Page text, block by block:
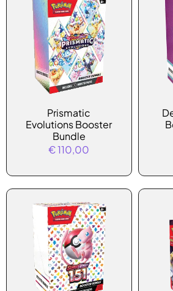
Prismatic
Evolutions Booster
Bundle
€110,00